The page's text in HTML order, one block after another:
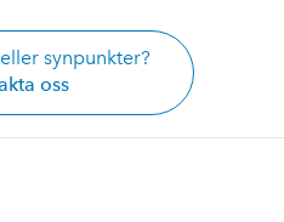
synpunkter?
oss